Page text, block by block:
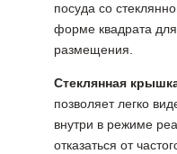
посуда со
форме квадрата
размещения.
Стеклянная
позволяет легко
внутри в режиме
отказаться от